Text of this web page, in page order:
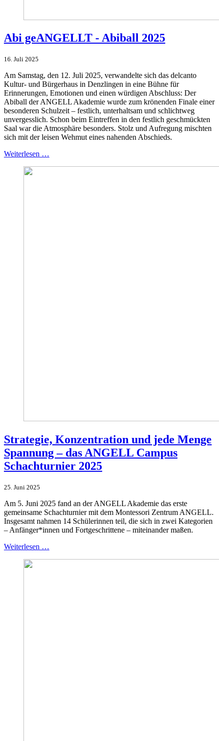
Abi geANGELLT - Abiball 2025
16. Juli 2025
Am Samstag, den 12. Juli 2025, verwandelte sich das delcanto
Kultur- und Bürgerhaus in Denzlingen in eine Bühne für
Erinnerungen, Emotionen und einen würdigen Abschluss: Der
Abiball der ANGELL Akademie wurde zum krönenden Finale einer
besonderen Schulzeit – festlich, unterhaltsam und schlichtweg
unvergesslich. Schon beim Eintreffen in den festlich geschmückten
Saal war die Atmosphäre besonders. Stolz und Aufregung mischten
sich mit der leisen Wehmut eines nahenden Abschieds.
Weiterlesen …
Strategie, Konzentration und jede Menge
Spannung – das ANGELL Campus
Schachturnier 2025
25. Juni 2025
Am 5. Juni 2025 fand an der ANGELL Akademie das erste
gemeinsame Schachturnier mit dem Montessori Zentrum ANGELL.
Insgesamt nahmen 14 Schülerinnen teil, die sich in zwei Kategorien
– Anfänger*innen und Fortgeschrittene – miteinander maßen.
Weiterlesen …